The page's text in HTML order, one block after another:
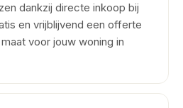
dankzij directe inkoop bij
en vrijblijvend een offerte
voor jouw woning in